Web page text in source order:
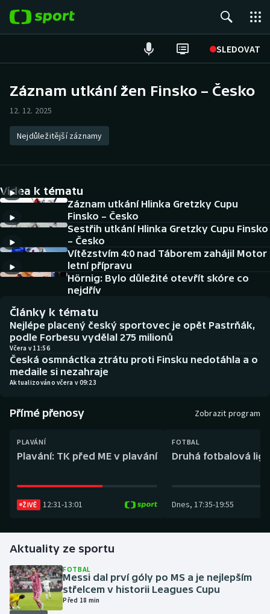
SLEDOVAT
Hokej
Tenis
Atletika
Cyklistika
DALŠÍ SPORTY
Americký fotbal
Baseball a softbal
Basketbal
Biatlon
Boby a skeleton
Dostihy
Futsal
Gymnastika
Házená
NEPŘEHLÉDNĚTE
Soutěže
Historické návraty
Aplikace ČT sport
AZ kvíz
Záznam utkání žen Finsko – Česko
12. 12. 2025
Nejdůležitější záznamy
Videa k tématu
Záznam utkání Hlinka Gretzky Cupu
Finsko – Česko
Sestřih utkání Hlinka Gretzky Cupu Finsko
– Česko
Vítězstvím 4:0 nad Táborem zahájil Motor
letní přípravu
Hörnig: Bylo důležité otevřít skóre co
nejdřív
Články k tématu
Nejlépe placený český sportovec je opět Pastrňák,
podle Forbesu vydělal 275 milionů
Včera v 11:56
Česká osmnáctka ztrátu proti Finsku nedotáhla a o
medaile si nezahraje
Aktualizováno včera v 09:23
Přímé přenosy Zobrazit program
PLAVÁNÍ
Plavání: TK před ME v plavání
ŽIVĚ 12:31-13:01
FOTBAL
Druhá fotbalová
Dnes, 17:35-19:55
Aktuality ze sportu
FOTBAL
Messi dal prví góly po MS a je nejlepším
střelcem v historii Leagues Cupu
Před 18 min